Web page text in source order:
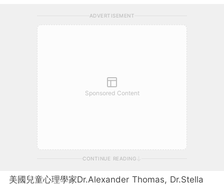
ADVERTISEMENT
Sponsored Content
CONTINUE READING
美國兒童心理學家Dr.Alexander Thomas, Dr.Stella